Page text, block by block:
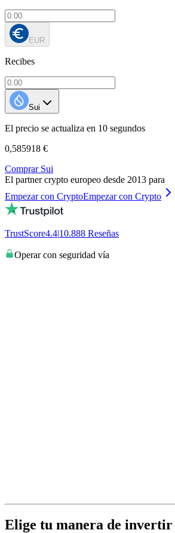
EUR
Recibes
Sui
El precio se actualiza en 10 segundos
0,585918 €
Comprar Sui
El partner crypto europeo desde 2013 para
Empezar con CryptoEmpezar con Crypto
TrustScore4.4|10.888 Reseñas
Operar con seguridad vía
Elige tu manera de invertir